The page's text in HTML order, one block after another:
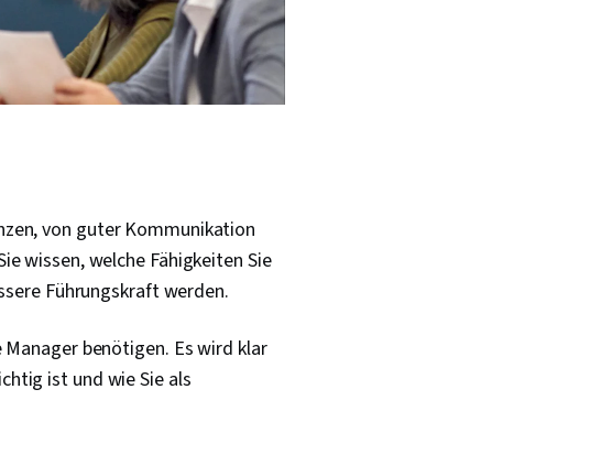
von guter Kommunikation
wissen, welche Fähigkeiten Sie
Führungskraft werden.
benötigen. Es wird klar
ist und wie Sie als